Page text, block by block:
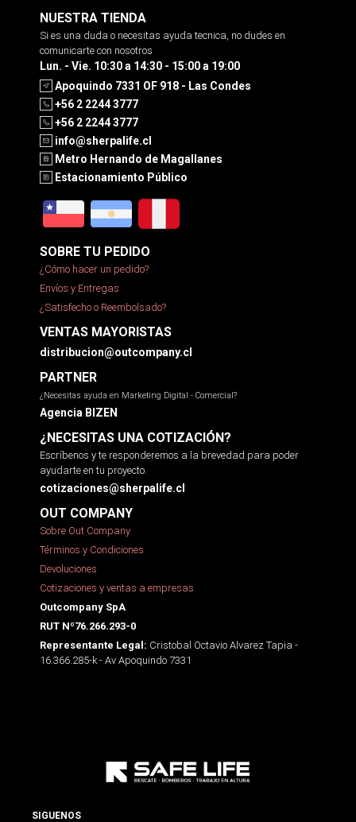
NUESTRA TIENDA
Si es una duda o necesitas ayuda tecnica, no dudes en
comunicarte con nosotros
Lun. - Vie. 10:30 a 14:30 - 15:00 a 19:00
Apoquindo 7331 OF 918 - Las Condes
+56 2 2244 3777
+56 2 2244 3777
info@sherpalife.cl
Metro Hernando de Magallanes
Estacionamiento Público
SOBRE TU PEDIDO
¿Cómo hacer un pedido?
Envíos y Entregas
¿Satisfecho o Reembolsado?
VENTAS MAYORISTAS
distribucion@outcompany.cl
PARTNER
¿Necesitas ayuda en Marketing Digital - Comercial?
Agencia BIZEN
¿NECESITAS UNA COTIZACIÓN?
Escríbenos y te responderemos a la brevedad para poder
ayudarte en tu proyecto.
cotizaciones@sherpalife.cl
OUT COMPANY
Sobre Out Company
Términos y Condiciones
Devoluciones
Cotizaciones y ventas a empresas
Outcompany SpA
RUT Nº76.266.293-0
Representante Legal: Cristobal Octavio Alvarez Tapia -
16.366.285-k - Av Apoquindo 7331
SIGUENOS